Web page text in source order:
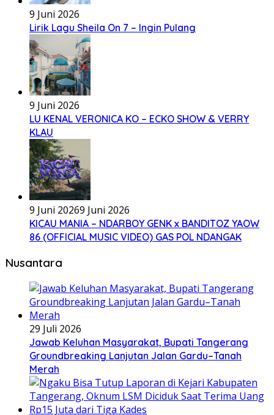
9 Juni 2026
Lirik Lagu Sheila On 7 – Ingin Pulang
9 Juni 2026
LU KENAL VERONICA KO – ECKO SHOW & VERRY
KLAU
9 Juni 20269 Juni 2026
KICAU MANIA – NDARBOY GENK x BANDITOZ YAOW
86 (OFFICIAL MUSIC VIDEO) GAS POL NDANGAK
Nusantara
29 Juli 2026
Jawab Keluhan Masyarakat, Bupati Tangerang
Groundbreaking Lanjutan Jalan Gardu–Tanah
Merah